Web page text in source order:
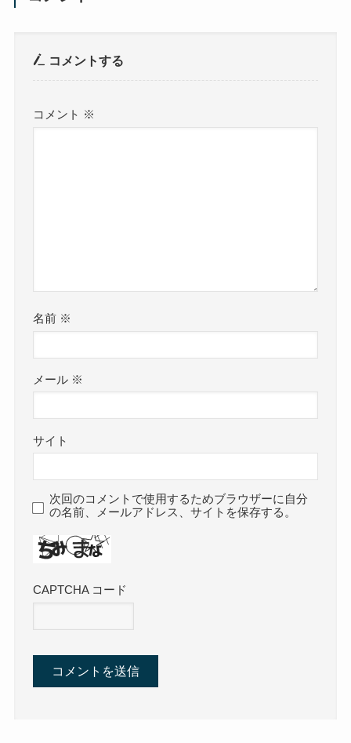
コメントする
コメント ※
名前 ※
メール ※
サイト
次回のコメントで使用するためブラウザーに自分
の名前、メールアドレス、サイトを保存する。
CAPTCHA コード